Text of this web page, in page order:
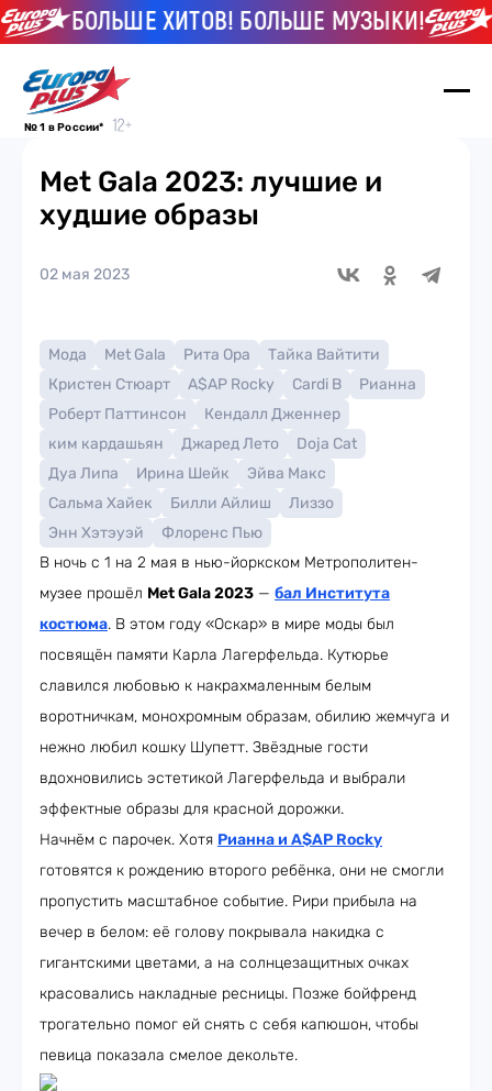
БОЛЬШЕ ХИТОВ! БОЛЬШЕ МУЗЫКИ!
№ 1 в России*
Met Gala 2023: лучшие и
худшие образы
02 мая 2023
Мода Met Gala Рита Ора
Тайка Вайтити
Кристен Стюарт
A$AP Rocky Cardi B
Рианна
Роберт Паттинсон
Кендалл Дженнер
ким кардашьян
Джаред Лето
Doja Cat
Дуа Липа
Ирина Шейк
Эйва Макс
Сальма Хайек
Билли Айлиш
Лиззо
Энн Хэтэуэй
Флоренс Пью
В ночь с 1 на 2 мая в нью-йоркском Метрополитен-
музее прошёл Met Gala 2023 — бал Института
костюма. В этом году «Оскар» в мире моды был
посвящён памяти Карла Лагерфельда. Кутюрье
славился любовью к накрахмаленным белым
воротничкам, монохромным образам, обилию жемчуга и
нежно любил кошку Шупетт. Звёздные гости
вдохновились эстетикой Лагерфельда и выбрали
эффектные образы для красной дорожки.
Начнём с парочек. Хотя Рианна и A$AP Rocky
готовятся к рождению второго ребёнка, они не смогли
пропустить масштабное событие. Рири прибыла на
вечер в белом: её голову покрывала накидка с
гигантскими цветами, а на солнцезащитных очках
красовались накладные ресницы. Позже бойфренд
трогательно помог ей снять с себя капюшон, чтобы
певица показала смелое декольте.